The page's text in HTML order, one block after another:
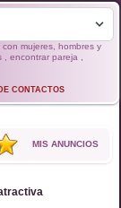
mujeres, hombres y
encontrar pareja ,
CONTACTOS
MIS ANUNCIOS